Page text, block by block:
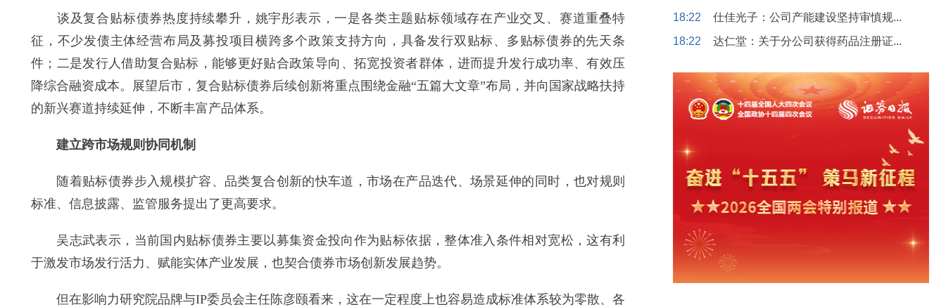
谈及复合贴标债券热度持续攀升，姚宇彤表示，一是各类主题贴标领域存在产业交叉、赛道重叠特
征，不少发债主体经营布局及募投项目横跨多个政策支持方向，具备发行双贴标、多贴标债券的先天条
件；二是发行人借助复合贴标，能够更好贴合政策导向、拓宽投资者群体，进而提升发行成功率、有效压
降综合融资成本。展望后市，复合贴标债券后续创新将重点围绕金融“五篇大文章”布局，并向国家战略扶持
的新兴赛道持续延伸，不断丰富产品体系。
建立跨市场规则协同机制
随着贴标债券步入规模扩容、品类复合创新的快车道，市场在产品迭代、场景延伸的同时，也对规则
标准、信息披露、监管服务提出了更高要求。
吴志武表示，当前国内贴标债券主要以募集资金投向作为贴标依据，整体准入条件相对宽松，这有利
于激发市场发行活力、赋能实体产业发展，也契合债券市场创新发展趋势。
但在影响力研究院品牌与IP委员会主任陈彦颐看来，这在一定程度上也容易造成标准体系较为零散、各
18:22
仕佳光子：公司产能建设坚持审慎规...
18:22
达仁堂：关于分公司获得药品注册证...